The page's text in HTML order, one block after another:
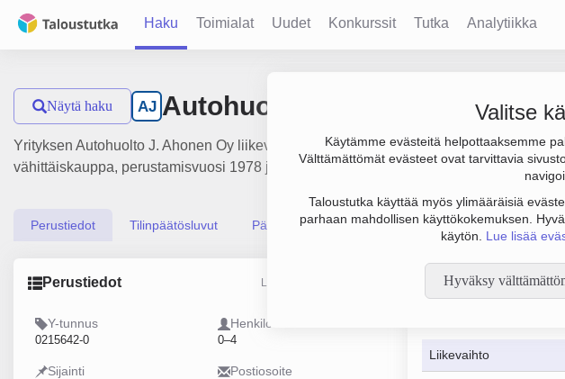
Haku Toimialat Uudet Konkurssit Tutka Analytiikka
Valitse
Käytämme evästeitä helpottaaksemme
Välttämättömät evästeet ovat tarvittavia
Taloustutka käyttää myös ylimääräisiä
parhaan mahdollisen käyttökokemuksen.
käytön. Lue lisää
Hyväksy
Näytä haku AJ Autohuolto J. Ahonen Oy
Yrityksen Autohuolto J. Ahonen Oy liikevaihto on 234 000 €, tulos 34 000 € ja
vähittäiskauppa, perustamisvuosi 1978 ja sijainti Padasjoki. Yrityksen yhtiömuoto
Perustiedot Tilinpäätösluvut Päättäjätiedot
Perustiedot Lähde: YTJ, PRH, Traficom
Y-tunnus
0215642-0
Henkilöstömäärä
0–4
Sijainti Postiosoite
Taloustiedot
Liikevaihto